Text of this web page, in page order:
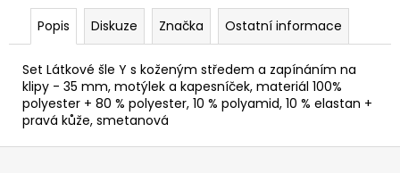
Popis Diskuze Značka Ostatní informace
Set Látkové šle Y s koženým středem a zapínáním na
klipy - 35 mm, motýlek a kapesníček, materiál 100%
polyester + 80 % polyester, 10 % polyamid, 10 % elastan +
pravá kůže, smetanová
Z